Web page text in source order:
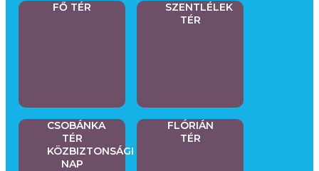
FŐ TÉR
SZENTLÉLEK
TÉR
CSOBÁNKA
TÉR
KÖZBIZTONSÁGI
NAP
FLÓRIÁN
TÉR